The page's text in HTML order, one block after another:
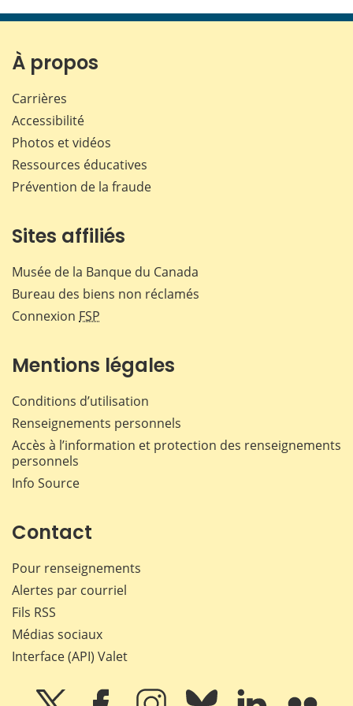
page page page page
À propos
Carrières
Accessibilité
Photos et vidéos
Ressources éducatives
Prévention de la fraude
Sites affiliés
Musée de la Banque du Canada
Bureau des biens non réclamés
Connexion FSP
Mentions légales
Conditions d’utilisation
Renseignements personnels
Accès à l’information et protection des renseignements
personnels
Info Source
Contact
Pour renseignements
Alertes par courriel
Fils RSS
Médias sociaux
Interface (API) Valet